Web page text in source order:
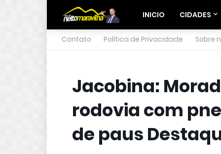
INICIO CIDADES
Contato Política de Privacidade Sobre
Jacobina:
rodovia com
de paus